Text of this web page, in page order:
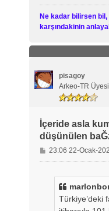
Ne kadar bilirsen
karşındakinin
pisagoy
Arkeo-TR Üyesi
İçeride asla
düşünülen
M
e
23:06 22-Ocak-
Türkiye’deki